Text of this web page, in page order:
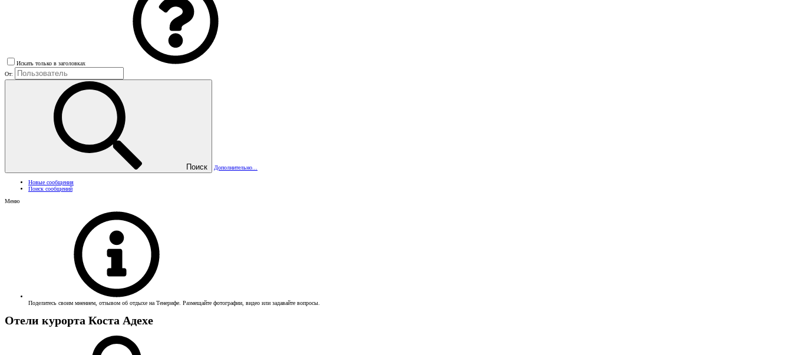
Искать только в заголовках
От:
Поиск Дополнительно...
Новые сообщения
Поиск сообщений
Меню
Поделитесь своим мнением, отзывом об отдыхе на Тенерифе. Размещайте фотографии, видео или задавайте вопросы.
Отели курорта Коста Адехе